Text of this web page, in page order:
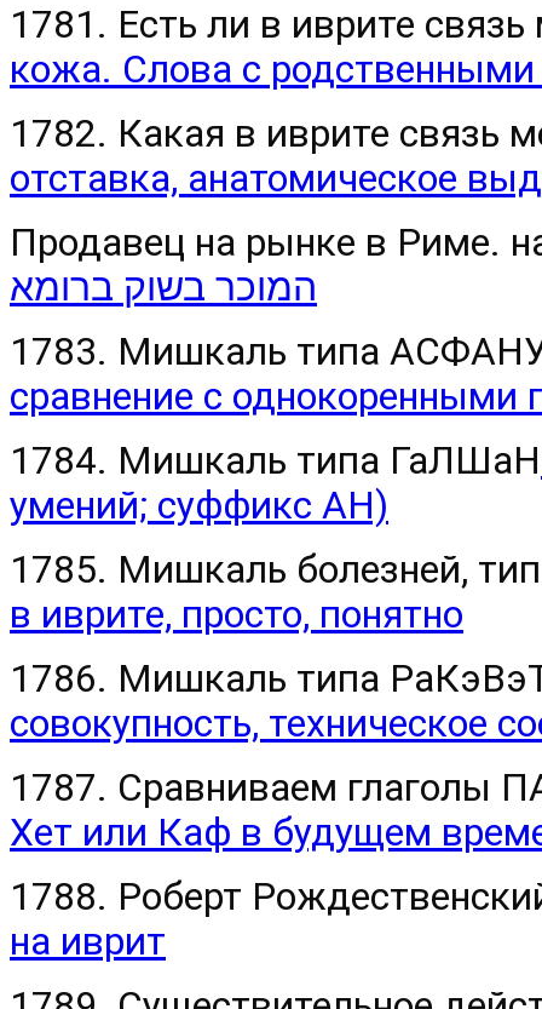
1781. Есть ли в иврите
кожа. Слова с
1782. Какая в иврите связь
отставка, анатомическое
Продавец на рынке в Риме.
המוכר בשוק ברומא
1783. Мишкаль типа
сравнение с однокоренными
1784. Мишкаль типа ГаЛШаН
умений; суффикс АН)
1785. Мишкаль болезней,
в иврите, просто, понятно
1786. Мишкаль типа
совокупность, техническое
1787. Сравниваем глаголы
Хет или Каф в будущем
1788. Роберт
на иврит